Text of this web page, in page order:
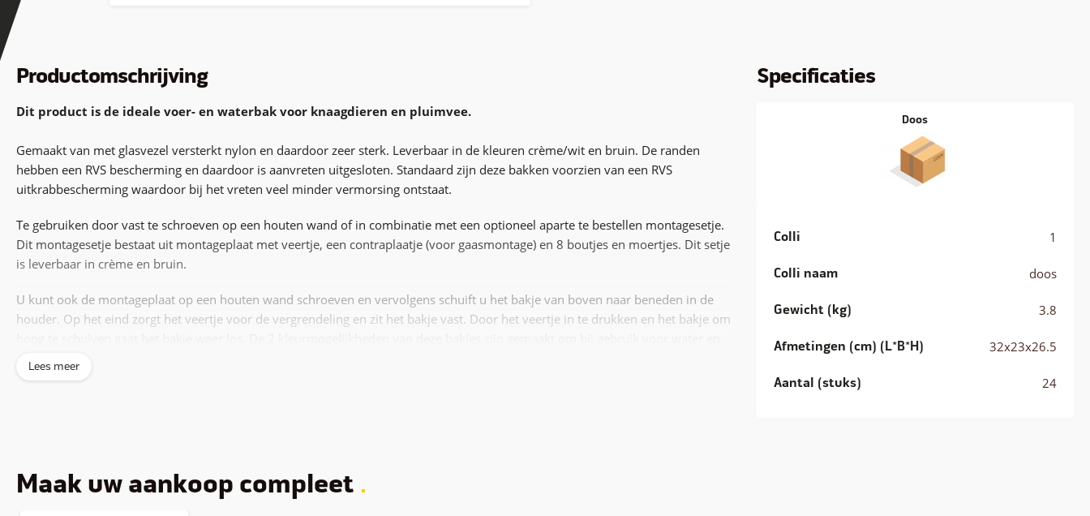
Productomschrijving
Dit product is de ideale voer- en waterbak voor knaagdieren en pluimvee.
Gemaakt van met glasvezel versterkt nylon en daardoor zeer sterk. Leverbaar in de kleuren crème/wit en bruin. De randen
hebben een RVS bescherming en daardoor is aanvreten uitgesloten. Standaard zijn deze bakken voorzien van een RVS
uitkrabbescherming waardoor bij het vreten veel minder vermorsing ontstaat.
Te gebruiken door vast te schroeven op een houten wand of in combinatie met een optioneel aparte te bestellen montagesetje.
Dit montagesetje bestaat uit montageplaat met veertje, een contraplaatje (voor gaasmontage) en 8 boutjes en moertjes. Dit setje
is leverbaar in crème en bruin.
U kunt ook de montageplaat op een houten wand schroeven en vervolgens schuift u het bakje van boven naar beneden in de
houder. Op het eind zorgt het veertje voor de vergrendeling en zit het bakje vast. Door het veertje in te drukken en het bakje om
voer de beide bakjes uit elkaar te houden.
Lees meer
Specificaties
Doos
Colli 1
Colli naam doos
Gewicht (kg) 3.8
Afmetingen (cm) (L*B*H) 32x23x26.5
Aantal (stuks) 24
Maak uw aankoop compleet